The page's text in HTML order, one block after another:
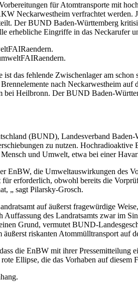
für Atomtransporte mit
Neckarwestheim verfrachtet werden.
Der BUND Baden-Württemberg
erhebliche Eingriffe in das Neckarufer
ist das fehlende Zwischenlager am
nach Neckarwestheim
Heilbronn. Der BUND Baden-
(BUND), Landesverband
zu nutzen.
und Umwelt, etwa bei einer
die Umweltauswirkungen des
erforderlich, obwohl bereits die
„ sagt Pilarsky-Grosch.
auf äußerst fragewürdige
Auffassung des Landratsamts zwar im
Grund, vermutet BUND-
riskanten Atommülltransport auf
die EnBW mit ihrer
Ellipse, die das Vorhaben auf